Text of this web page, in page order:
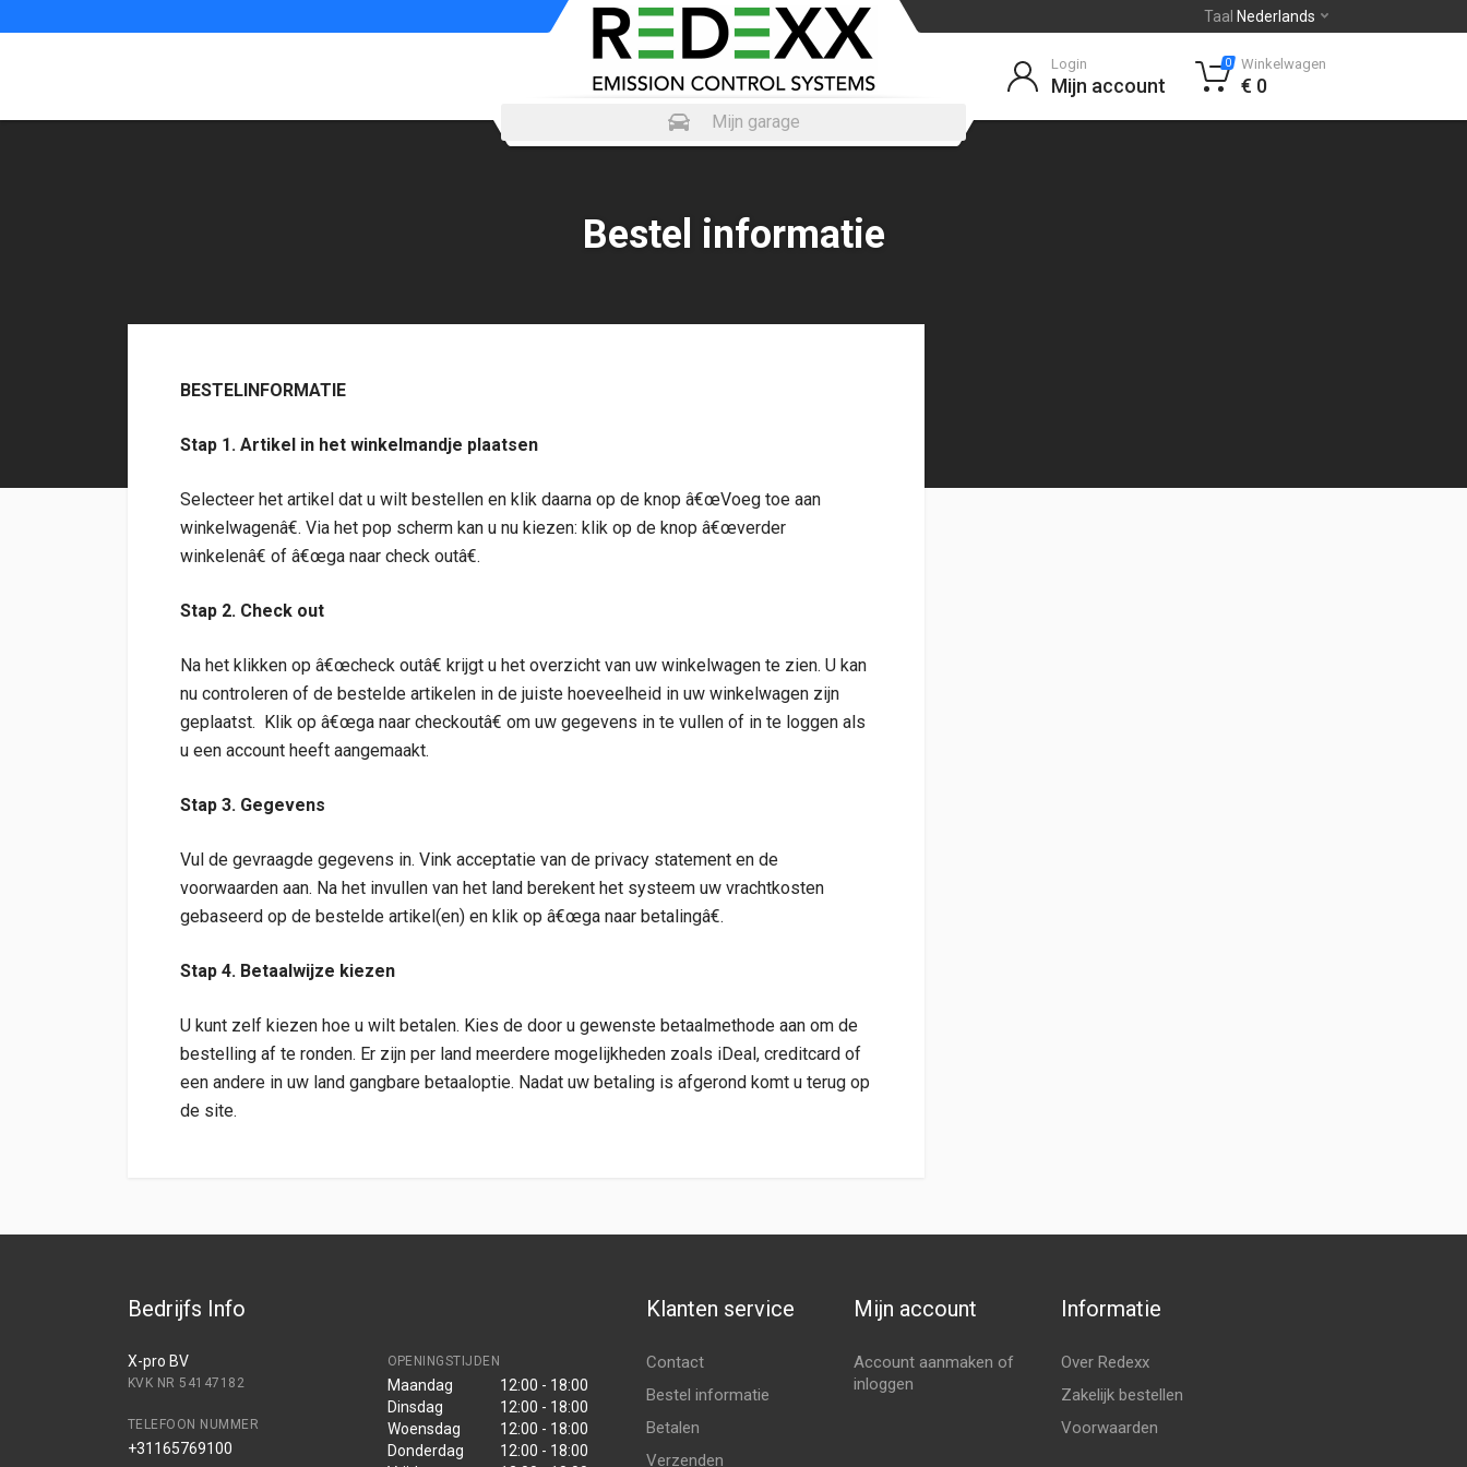
Taal Nederlands
Mijn garage
Login
Mijn account
0 Winkelwagen
€ 0
Bestel informatie
BESTELINFORMATIE
Stap 1. Artikel in het winkelmandje plaatsen
Selecteer het artikel dat u wilt bestellen en klik daarna op de knop â€œVoeg toe aan
winkelwagenâ€. Via het pop scherm kan u nu kiezen: klik op de knop â€œverder
winkelenâ€ of â€œga naar check outâ€.
Stap 2. Check out
Na het klikken op â€œcheck outâ€ krijgt u het overzicht van uw winkelwagen te zien. U kan
nu controleren of de bestelde artikelen in de juiste hoeveelheid in uw winkelwagen zijn
geplaatst. Klik op â€œga naar checkoutâ€ om uw gegevens in te vullen of in te loggen als
u een account heeft aangemaakt.
Stap 3. Gegevens
Vul de gevraagde gegevens in. Vink acceptatie van de privacy statement en de
voorwaarden aan. Na het invullen van het land berekent het systeem uw vrachtkosten
gebaseerd op de bestelde artikel(en) en klik op â€œga naar betalingâ€.
Stap 4. Betaalwijze kiezen
U kunt zelf kiezen hoe u wilt betalen. Kies de door u gewenste betaalmethode aan om de
bestelling af te ronden. Er zijn per land meerdere mogelijkheden zoals iDeal, creditcard of
een andere in uw land gangbare betaaloptie. Nadat uw betaling is afgerond komt u terug op
de site.
Bedrijfs Info
X-pro BV
KVK NR 54147182
TELEFOON NUMMER
+31165769100
OPENINGSTIJDEN
Maandag
12:00 - 18:00
Dinsdag
12:00 - 18:00
Woensdag
12:00 - 18:00
Donderdag
12:00 - 18:00
Klanten service
Contact
Bestel informatie
Betalen
Verzenden
Mijn account
Account aanmaken of
inloggen
Informatie
Over Redexx
Zakelijk bestellen
Voorwaarden